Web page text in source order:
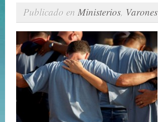
Publicado en Ministerios, Varones